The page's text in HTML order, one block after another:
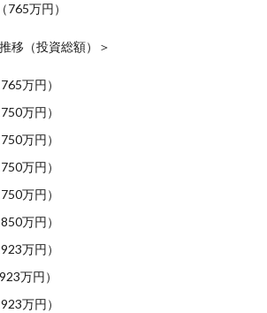
万円）
移（投資総額）＞
万円）
万円）
万円）
万円）
万円）
万円）
万円）
万円）
万円）